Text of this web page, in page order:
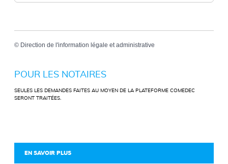
© Direction de l'information légale et administrative
POUR LES NOTAIRES
SEULES LES DEMANDES FAITES AU MOYEN DE LA PLATEFORME COMEDEC
SERONT TRAITÉES.
EN SAVOIR PLUS